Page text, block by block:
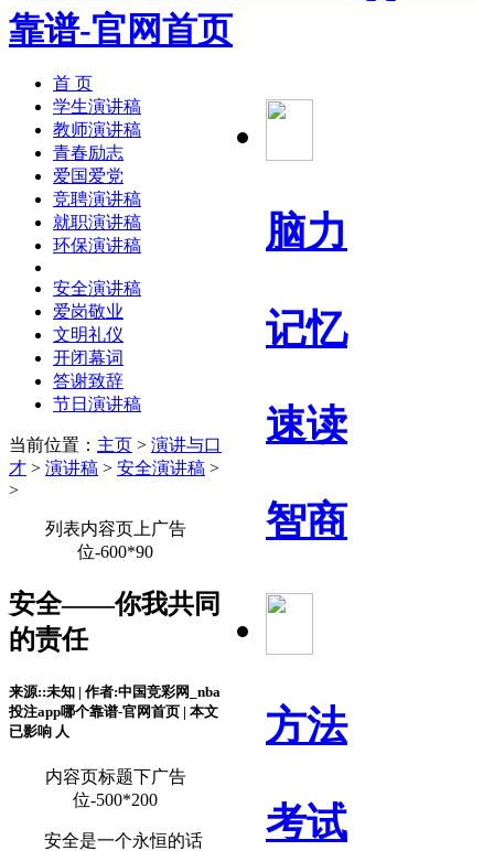
脑力
记忆
速读
智商
方法
考试
首 页
学生演讲稿
教师演讲稿
青春励志
爱国爱党
竞聘演讲稿
就职演讲稿
环保演讲稿
安全演讲稿
爱岗敬业
文明礼仪
开闭幕词
答谢致辞
节日演讲稿
当前位置： 主页 > 演讲与口
才 > 演讲稿 > 安全演讲稿 >
>
列表内容页上广告
位-600*90
安全——你我共同
的责任
来源::未知 | 作者:中国竞彩网_nba
投注app哪个靠谱-官网首页 | 本文
已影响 人
内容页标题下广告
位-500*200
安全是一个永恒的话